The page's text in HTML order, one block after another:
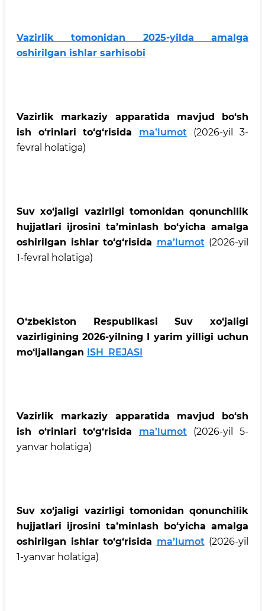
Vazirlik tomonidan 2025-yilda amalga
oshirilgan ishlar sarhisobi
Vazirlik markaziy apparatida mavjud bo‘sh
ish o‘rinlari to‘g‘risida ma’lumot
(2026-yil 3-
fevral holatiga)
Suv xo‘jaligi vazirligi tomonidan qonunchilik
hujjatlari ijrosini ta’minlash bo‘yicha amalga
oshirilgan ishlar to‘g‘risida ma’lumot (2026-yil
1-fevral holatiga)
O‘zbekiston Respublikasi Suv xo‘jaligi
vazirligining 2026-yilning I yarim yilligi uchun
mo‘ljallangan ISH REJASI
Vazirlik markaziy apparatida mavjud bo‘sh
ish o‘rinlari to‘g‘risida ma’lumot
(2026-yil 5-
yanvar holatiga)
Suv xo‘jaligi vazirligi tomonidan qonunchilik
hujjatlari ijrosini ta’minlash bo‘yicha amalga
oshirilgan ishlar to‘g‘risida ma’lumot (2026-yil
1-yanvar holatiga)